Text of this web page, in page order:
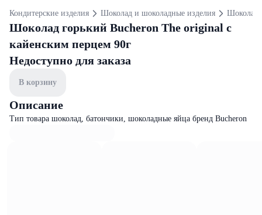
Кондитерские изделия Шоколад и шоколадные изделия Шоколад
Шоколад горький Bucheron The original с
кайенским перцем 90г
Недоступно для заказа
В корзину
Описание
Тип товара шоколад, батончики, шоколадные яйца бренд Bucheron